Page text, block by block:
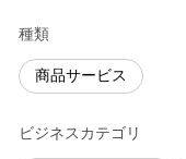
種類
商品サービス
ビジネスカテゴリ